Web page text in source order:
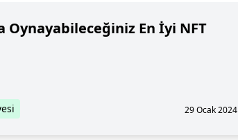
Oynayabileceğiniz En İyi NFT
29 Ocak 2024